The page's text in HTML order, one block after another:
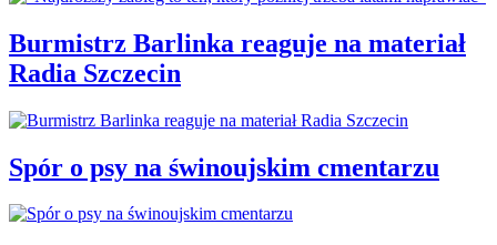
Burmistrz Barlinka reaguje na materiał
Radia Szczecin
Spór o psy na świnoujskim cmentarzu